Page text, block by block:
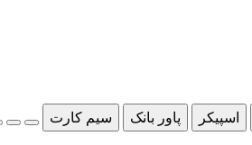
اسپیکر پاور بانک
سیم کارت